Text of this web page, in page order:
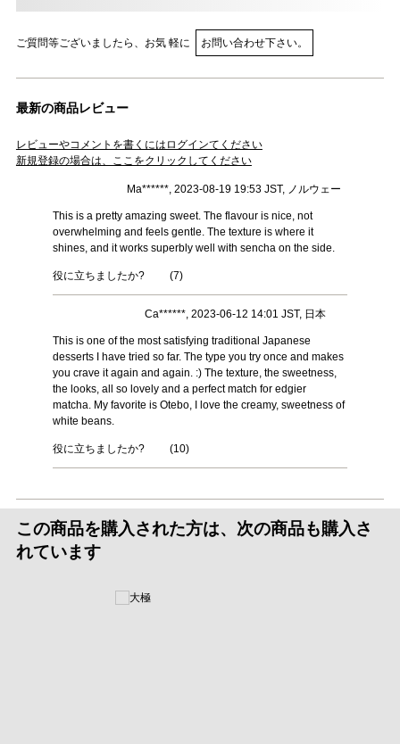
ご質問等ございましたら、お気 軽に お問い合わせ下さい。
最新の商品レビュー
レビューやコメントを書くにはログインてください
新規登録の場合は、ここをクリックしてください
Ma******, 2023-08-19 19:53 JST, ノルウェー
This is a pretty amazing sweet. The flavour is nice, not
overwhelming and feels gentle. The texture is where it
shines, and it works superbly well with sencha on the side.
役に立ちましたか? (7)
Ca******, 2023-06-12 14:01 JST, 日本
This is one of the most satisfying traditional Japanese
desserts I have tried so far. The type you try once and makes
you crave it again and again. :) The texture, the sweetness,
the looks, all so lovely and a perfect match for edgier
matcha. My favorite is Otebo, I love the creamy, sweetness of
white beans.
役に立ちましたか? (10)
この商品を購入された方は、次の商品も購入さ
れています